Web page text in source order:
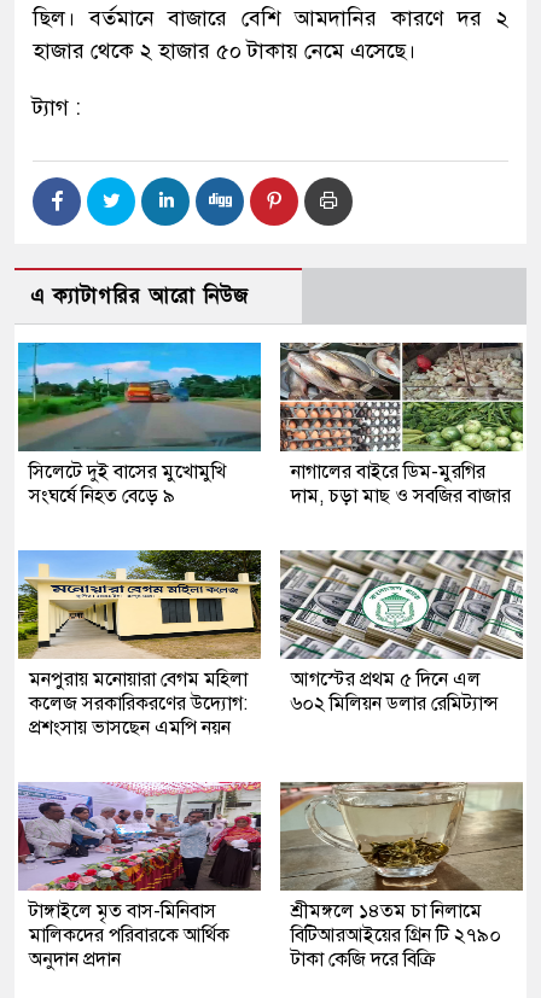
ছিল। বর্তমানে বাজারে বেশি আমদানির কারণে দর ২
হাজার থেকে ২ হাজার ৫০ টাকায় নেমে এসেছে।
ট্যাগ :
এ ক্যাটাগরির আরো নিউজ
সিলেটে দুই বাসের মুখোমুখি
সংঘর্ষে নিহত বেড়ে ৯
নাগালের বাইরে ডিম-মুরগির
দাম, চড়া মাছ ও সবজির বাজার
মনপুরায় মনোয়ারা বেগম মহিলা
কলেজ সরকারিকরণের উদ্যোগ:
প্রশংসায় ভাসছেন এমপি নয়ন
আগস্টের প্রথম ৫ দিনে এল
৬০২ মিলিয়ন ডলার রেমিট্যান্স
টাঙ্গাইলে মৃত বাস-মিনিবাস
মালিকদের পরিবারকে আর্থিক
অনুদান প্রদান
শ্রীমঙ্গলে ১৪তম চা নিলামে
বিটিআরআইয়ের গ্রিন টি ২৭৯০
টাকা কেজি দরে বিক্রি